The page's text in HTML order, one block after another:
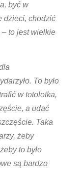
być w
dzieci, chodzić
to jest wielkie
To było
w totolotka,
a udać
Taka
żeby
to było
są bardzo